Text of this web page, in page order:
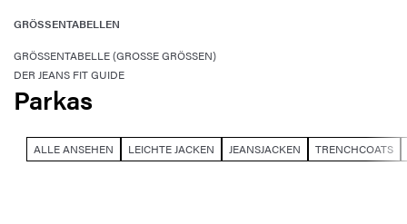
GRÖSSENTABELLEN
GRÖSSENTABELLE (GROSSE GRÖSSEN)
DER JEANS FIT GUIDE
Parkas
ALLE ANSEHEN LEICHTE JACKEN JEANSJACKEN TRENCHCOATS